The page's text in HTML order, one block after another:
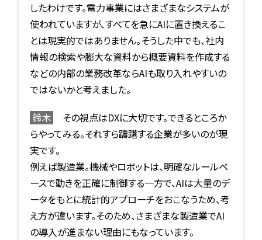
したわけです。電力事業にはさまざまなシステムが
使われていますが、すべてを急にAIに置き換えるこ
とは現実的ではありません。そうした中でも、社内
情報の検索や膨大な資料から概要資料を作成する
などの内部の業務改革ならAIも取り入れやすいの
ではないかと考えました。
鈴木
その視点はDXに大切です。できるところか
らやってみる。それすら躊躇する企業が多いのが現
実です。
例えば製造業。機械やロボットは、明確なルールベ
ースで動きを正確に制御する一方で、AIは大量のデ
ータをもとに統計的アプローチをおこなうため、考
え方が違います。そのため、さまざまな製造業でAI
の導入が進まない理由にもなっています。